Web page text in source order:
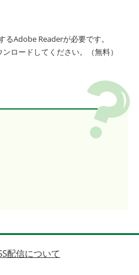
Adobe Readerが必要です。
ロードしてください。（無料）
配信について